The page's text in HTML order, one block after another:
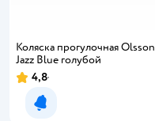
Коляска прогулочная Olsson
Jazz Blue голубой
4,8
Уведомить о появлении